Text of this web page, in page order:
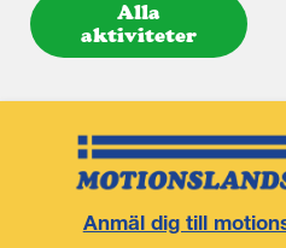
Alla
aktiviteter
Anmäl dig till